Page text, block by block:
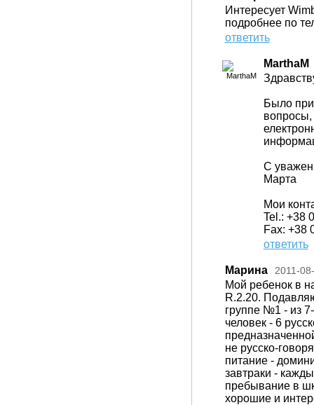
Интересует
подробнее по
ответить
MarthaM
Было
вопросы,
С
Марта
Мои
Tel.: +38
Fax: +38
ответить
Марина 2011-
Мой ребенок в
R.2.20.
группе №1 - из
человек - 6
не русско-
питание -
завтраки -
пребывание в
хорошие и